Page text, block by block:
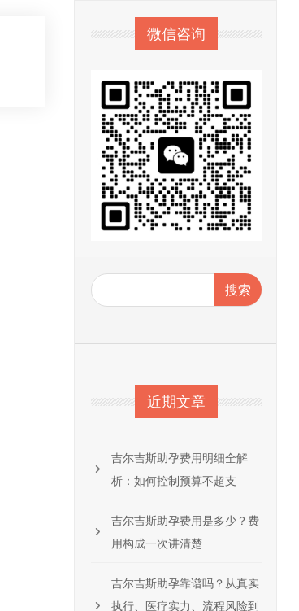
微信咨询
搜索
近期文章
吉尔吉斯助孕费用明细全解
析：如何控制预算不超支
吉尔吉斯助孕费用是多少？费
用构成一次讲清楚
吉尔吉斯助孕靠谱吗？从真实
执行、医疗实力、流程风险到